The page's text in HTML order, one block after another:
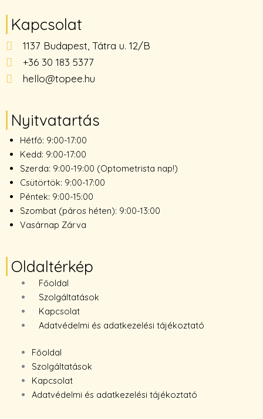
Kapcsolat
1137 Budapest, Tátra u. 12/B
+36 30 183 5377
hello@topee.hu
Nyitvatartás
Hétfő: 9:00-17:00
Kedd: 9:00-17:00
Szerda: 9:00-19:00 (Optometrista nap!)
Csütörtök: 9:00-17:00
Péntek: 9:00-15:00
Szombat (páros héten): 9:00-13:00
Vasárnap Zárva
Oldaltérkép
Főoldal
Szolgáltatások
Kapcsolat
Adatvédelmi és adatkezelési tájékoztató
Főoldal
Szolgáltatások
Kapcsolat
Adatvédelmi és adatkezelési tájékoztató